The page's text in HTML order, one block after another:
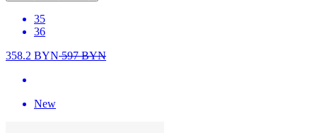
35
36
358.2 BYN597BYN
New